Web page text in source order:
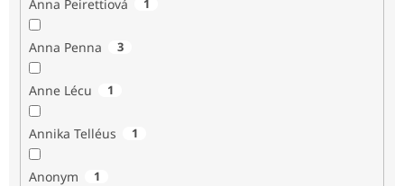
Anna Peirettiová 1
Anna Penna 3
Anne Lécu 1
Annika Telléus 1
Anonym 1